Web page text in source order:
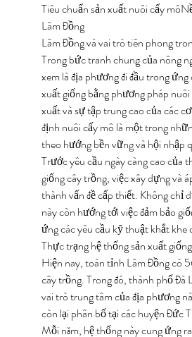
Tiêu chuẩn sản xuất nuôi cấy
Lâm Đồng
Lâm Đồng và vai trò tiên phong
Trong bức tranh chung của nông
xem là địa phương đi đầu trong
xuất giống bằng phương pháp
xuất và sự tập trung cao của các
định nuôi cấy mô là một trong
theo hướng bền vững và hội nhập
Trước yêu cầu ngày càng cao
giống cây trồng, việc xây dựng và
thành vấn đề cấp thiết. Không chỉ
này còn hướng tới việc đảm bảo
ứng các yêu cầu kỹ thuật khắt khe
Thực trạng hệ thống sản xuất
Hiện nay, toàn tỉnh Lâm Đồng có
cây trồng. Trong đó, thành phố Đà
vai trò trung tâm của địa phương
còn lại phân bố tại các huyện Đức
Mỗi năm, hệ thống này cung ứng